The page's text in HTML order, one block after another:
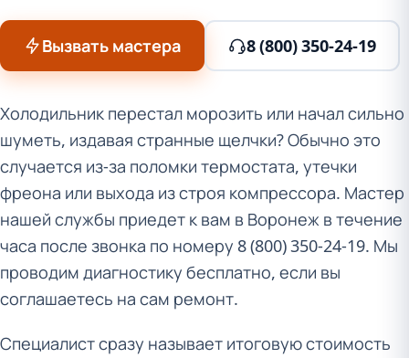
Вызвать мастера 8 (800) 350-24-19
Холодильник перестал морозить или начал сильно
шуметь, издавая странные щелчки? Обычно это
случается из-за поломки термостата, утечки
фреона или выхода из строя компрессора. Мастер
нашей службы приедет к вам в Воронеж в течение
часа после звонка по номеру 8 (800) 350-24-19. Мы
проводим диагностику бесплатно, если вы
соглашаетесь на сам ремонт.
Специалист сразу называет итоговую стоимость